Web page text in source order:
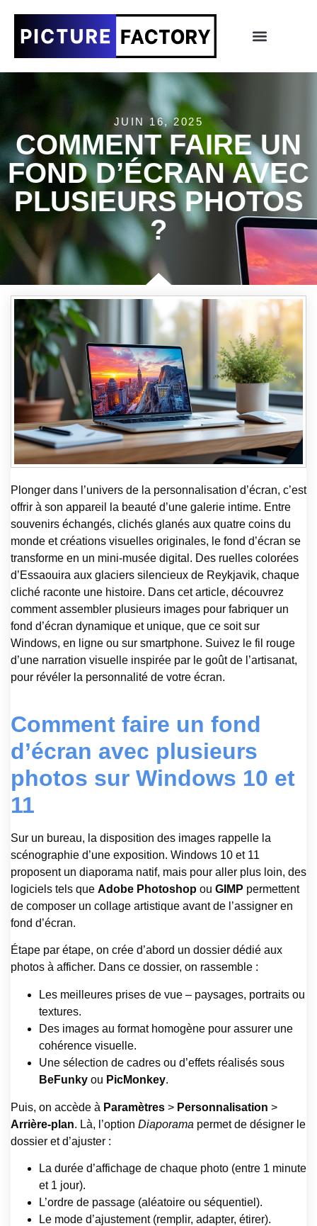
JUIN 16, 2025
COMMENT FAIRE UN
FOND D’ÉCRAN AVEC
PLUSIEURS PHOTOS
?
Plonger dans l’univers de la personnalisation d’écran, c’est
offrir à son appareil la beauté d’une galerie intime. Entre
souvenirs échangés, clichés glanés aux quatre coins du
monde et créations visuelles originales, le fond d’écran se
transforme en un mini-musée digital. Des ruelles colorées
d’Essaouira aux glaciers silencieux de Reykjavik, chaque
cliché raconte une histoire. Dans cet article, découvrez
comment assembler plusieurs images pour fabriquer un
fond d’écran dynamique et unique, que ce soit sur
Windows, en ligne ou sur smartphone. Suivez le fil rouge
d’une narration visuelle inspirée par le goût de l’artisanat,
pour révéler la personnalité de votre écran.
Comment faire un fond
d’écran avec plusieurs
photos sur Windows 10 et
11
Sur un bureau, la disposition des images rappelle la
scénographie d’une exposition. Windows 10 et 11
proposent un diaporama natif, mais pour aller plus loin, des
logiciels tels que Adobe Photoshop ou GIMP permettent
de composer un collage artistique avant de l’assigner en
fond d’écran.
Étape par étape, on crée d’abord un dossier dédié aux
photos à afficher. Dans ce dossier, on rassemble :
Les meilleures prises de vue – paysages, portraits ou
textures.
Des images au format homogène pour assurer une
cohérence visuelle.
Une sélection de cadres ou d’effets réalisés sous
BeFunky ou PicMonkey.
Puis, on accède à Paramètres > Personnalisation >
Arrière-plan. Là, l’option Diaporama permet de désigner le
dossier et d’ajuster :
La durée d’affichage de chaque photo (entre 1 minute
et 1 jour).
L’ordre de passage (aléatoire ou séquentiel).
Le mode d’ajustement (remplir, adapter, étirer).